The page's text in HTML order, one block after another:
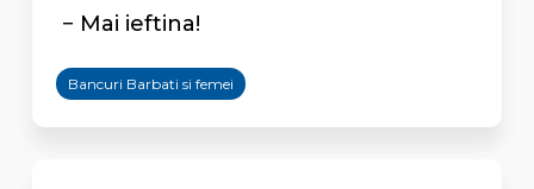
− Mai ieftina!
Bancuri Barbati si femei